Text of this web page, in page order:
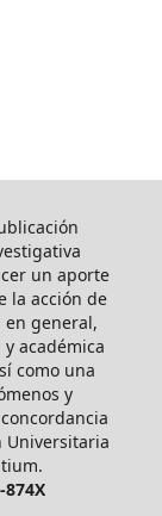
un aporte
la acción de
en general,
académica
como una
y
Universitaria
874X